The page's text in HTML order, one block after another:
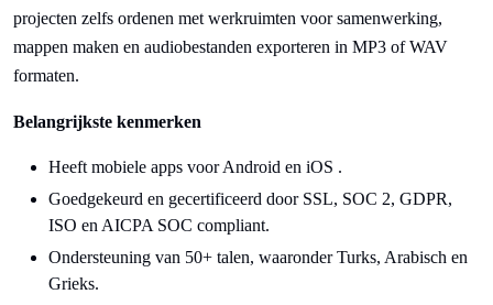
projecten zelfs ordenen met werkruimten voor samenwerking,
mappen maken en audiobestanden exporteren in MP3 of WAV
formaten.
Belangrijkste kenmerken
Heeft mobiele apps voor Android en iOS .
Goedgekeurd en gecertificeerd door SSL, SOC 2, GDPR,
ISO en AICPA SOC compliant.
Ondersteuning van 50+ talen, waaronder Turks, Arabisch en
Grieks.